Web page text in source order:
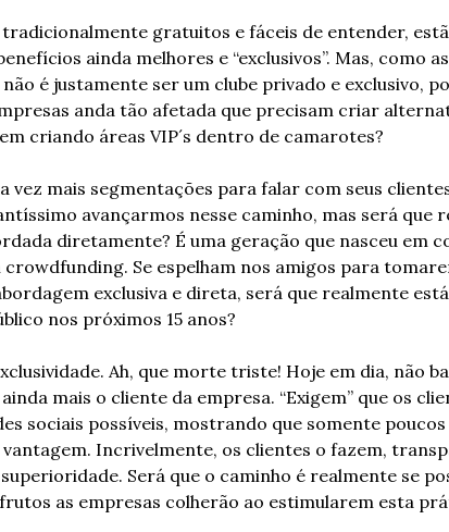
gratuitos e fáceis de entender,
ainda melhores e “exclusivos”. Mas, como
é justamente ser um clube privado e exclusivo,
anda tão afetada que precisam criar
criando áreas VIP´s dentro de camarotes?
vez mais segmentações para falar com seus
avançarmos nesse caminho, mas será que
diretamente? É uma geração que nasceu em
Se espelham nos amigos para
exclusiva e direta, será que realmente
nos próximos 15 anos?
Ah, que morte triste! Hoje em dia, não
mais o cliente da empresa. “Exigem” que os
sociais possíveis, mostrando que somente poucos
Incrivelmente, os clientes o fazem,
Será que o caminho é realmente se
as empresas colherão ao estimularem esta